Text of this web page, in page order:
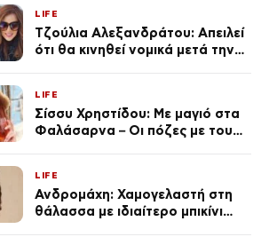
LIFE
Τζούλια Αλεξανδράτου: Απειλεί
ότι θα κινηθεί νομικά μετά την
LIFE
Σίσσυ Χρηστίδου: Με μαγιό στα
Φαλάσαρνα – Οι πόζες με τους
LIFE
Ανδρομάχη: Χαμογελαστή στη
θάλασσα με ιδιαίτερο μπικίνι